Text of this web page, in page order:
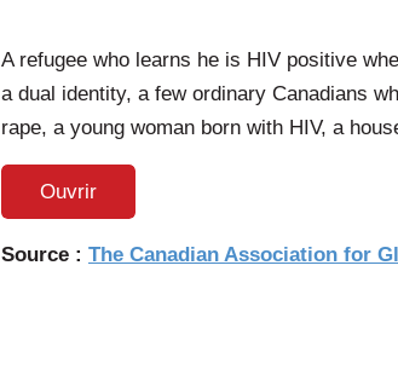
A refugee who learns he is HIV positive
a dual identity, a few ordinary Canadians
rape, a young woman born with HIV, a
Ouvrir
Source : The Canadian Association for